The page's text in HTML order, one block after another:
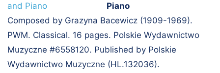
Piano
Composed by Grazyna Bacewicz (1909-1969).
PWM. Classical. 16 pages. Polskie Wydawnictwo
Muzyczne #6558120. Published by Polskie
Wydawnictwo Muzyczne (HL.132036).